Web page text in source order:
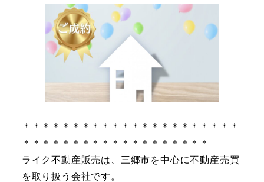
＊＊＊＊＊＊＊＊＊＊＊＊＊＊＊＊＊＊＊＊＊＊
＊＊＊＊＊＊＊＊＊＊＊＊＊＊＊＊＊＊＊
ライク不動産販売は、三郷市を中心に不動産売買
を取り扱う会社です。